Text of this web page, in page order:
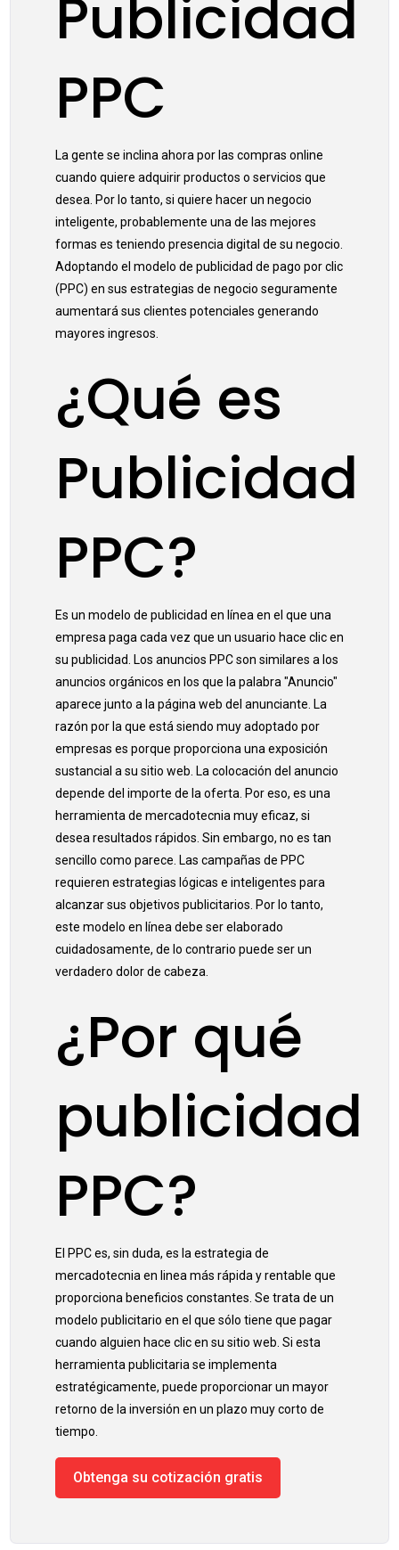
Publicidad
PPC
La gente se inclina ahora por las compras online
cuando quiere adquirir productos o servicios que
desea. Por lo tanto, si quiere hacer un negocio
inteligente, probablemente una de las mejores
formas es teniendo presencia digital de su negocio.
Adoptando el modelo de publicidad de pago por clic
(PPC) en sus estrategias de negocio seguramente
aumentará sus clientes potenciales generando
mayores ingresos.
¿Qué es
Publicidad
PPC?
Es un modelo de publicidad en línea en el que una
empresa paga cada vez que un usuario hace clic en
su publicidad. Los anuncios PPC son similares a los
anuncios orgánicos en los que la palabra "Anuncio"
aparece junto a la página web del anunciante. La
razón por la que está siendo muy adoptado por
empresas es porque proporciona una exposición
sustancial a su sitio web. La colocación del anuncio
depende del importe de la oferta. Por eso, es una
herramienta de mercadotecnia muy eficaz, si
desea resultados rápidos. Sin embargo, no es tan
sencillo como parece. Las campañas de PPC
requieren estrategias lógicas e inteligentes para
alcanzar sus objetivos publicitarios. Por lo tanto,
este modelo en línea debe ser elaborado
cuidadosamente, de lo contrario puede ser un
verdadero dolor de cabeza.
¿Por qué
publicidad
PPC?
El PPC es, sin duda, es la estrategia de
mercadotecnia en linea más rápida y rentable que
proporciona beneficios constantes. Se trata de un
modelo publicitario en el que sólo tiene que pagar
cuando alguien hace clic en su sitio web. Si esta
herramienta publicitaria se implementa
estratégicamente, puede proporcionar un mayor
retorno de la inversión en un plazo muy corto de
tiempo.
Obtenga su cotización gratis